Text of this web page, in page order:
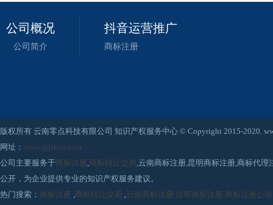
公司概况
公司简介
抖音运营推广
商标注册
版权所有 云南零点科技有限公司 知识产权服务中心 © Copyright 2015-2020.
网址： www.qjjsksw.com
公司主要服务于商标注册 ,商标转让交易,云南商标注册,昆明商标注册,商标代
公开，为企业提供专业的知识产权服务建议。
热门搜索： 商标注册 ,商标转让交易 ,云南商标注册 昆明商标注册
商标注册公司